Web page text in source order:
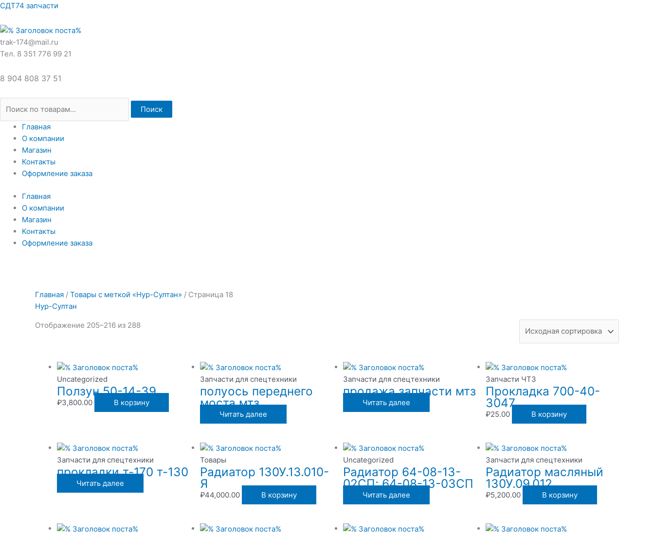
Перейти
содержимому
СДТ74 запчасти
trak-174@mail.ru
Тел. 8 351 776 99 21
8 904 808 37 51
Искать:
Поиск
Главная
О компании
Магазин
Контакты
Оформление заказа
Главная
О компании
Магазин
Контакты
Оформление заказа
Главная / Товары с меткой «Нур-Султан» / Страница 18
Нур-Султан
Отображение 205–216 из 288
Uncategorized
Ползун 50-14-39
₽3,800.00 В корзину
Запчасти для спецтехники
полуось переднего
моста мтз
Читать далее
Запчасти для спецтехники
продажа запчасти мтз
Читать далее
Запчасти ЧТЗ
Прокладка 700-40-
3047
₽25.00 В корзину
Запчасти для спецтехники
прокладки т-170 т-130
Читать далее
Товары
Радиатор 130У.13.010-
Я
₽44,000.00 В корзину
Uncategorized
Радиатор 64-08-13-
02СП; 64-08-13-03СП
Читать далее
Запчасти для спецтехники
Радиатор масляный
130У.09.012
₽5,200.00 В корзину